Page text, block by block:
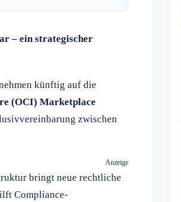
– ein strategischer
künftig auf die
(OCI) Marketplace
zwischen
Anzeige
bringt neue rechtliche
Compliance-